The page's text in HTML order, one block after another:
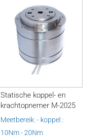
Statische koppel- en
krachtopnemer M-2025
Meetbereik: - koppel :
10Nm - 20Nm